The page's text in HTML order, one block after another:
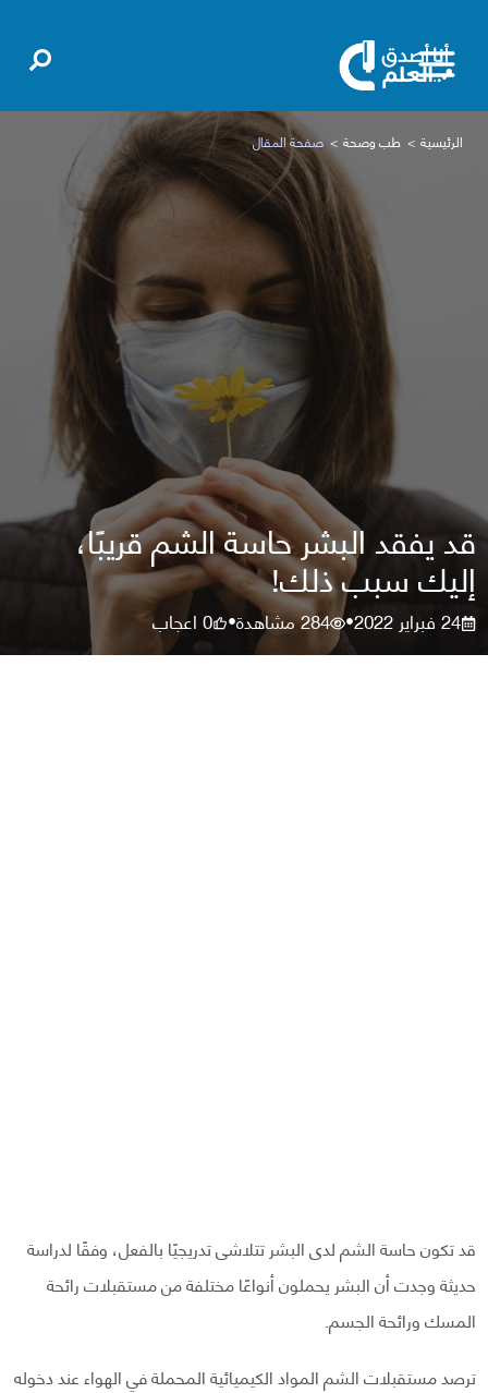
الرئيسية طب وصحة صفحة المقال
قد يفقد البشر حاسة الشم قريبًا،
إليك سبب ذلك!
24 فبراير 2022 •
284مشاهدة•
0اعجاب
قد تكون حاسة الشم لدى البشر تتلاشى تدريجيًا بالفعل، وفقًا لدراسة
حديثة وجدت أن البشر يحملون أنواعًا مختلفة من مستقبلات رائحة
المسك ورائحة الجسم.
ترصد مستقبلات الشم المواد الكيميائية المحملة في الهواء عند دخوله